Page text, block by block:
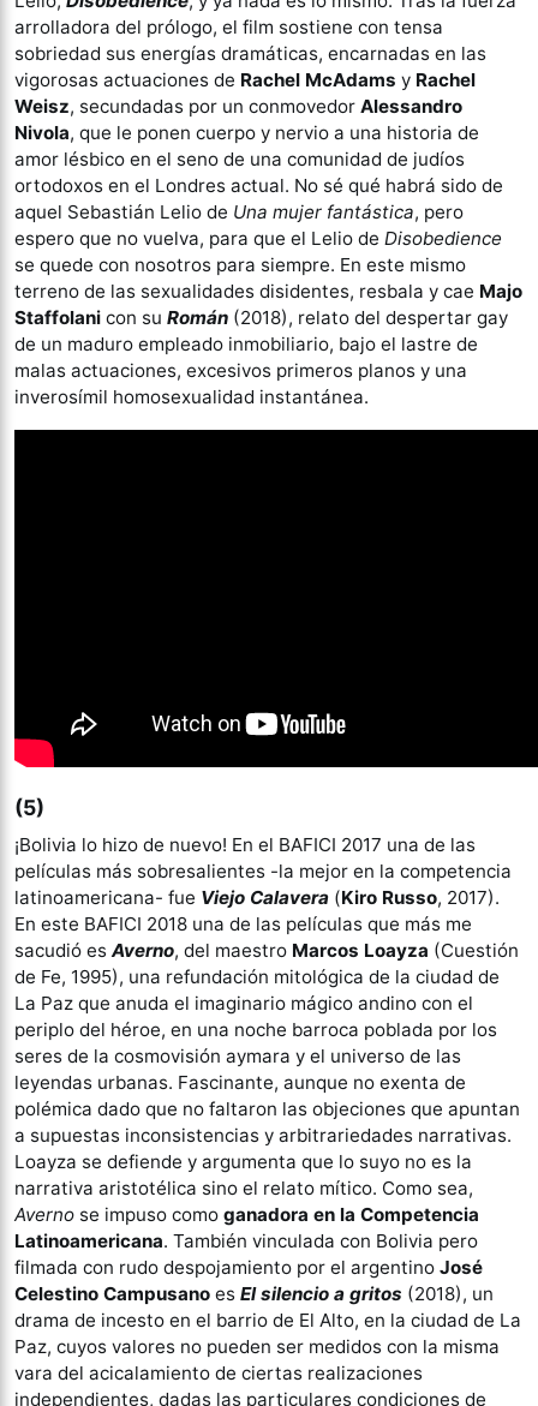
arrolladora del prólogo, el film sostiene con tensa
sobriedad sus energías dramáticas, encarnadas en las
vigorosas actuaciones de Rachel McAdams y Rachel
Weisz, secundadas por un conmovedor Alessandro
Nivola, que le ponen cuerpo y nervio a una historia de
amor lésbico en el seno de una comunidad de judíos
ortodoxos en el Londres actual. No sé qué habrá sido de
aquel Sebastián Lelio de Una mujer fantástica, pero
espero que no vuelva, para que el Lelio de Disobedience
se quede con nosotros para siempre. En este mismo
terreno de las sexualidades disidentes, resbala y cae Majo
Staffolani con su Román (2018), relato del despertar gay
de un maduro empleado inmobiliario, bajo el lastre de
malas actuaciones, excesivos primeros planos y una
inverosímil homosexualidad instantánea.
(5)
¡Bolivia lo hizo de nuevo! En el BAFICI 2017 una de las
películas más sobresalientes -la mejor en la competencia
latinoamericana- fue Viejo Calavera (Kiro Russo, 2017).
En este BAFICI 2018 una de las películas que más me
sacudió es Averno, del maestro Marcos Loayza (Cuestión
de Fe, 1995), una refundación mitológica de la ciudad de
La Paz que anuda el imaginario mágico andino con el
periplo del héroe, en una noche barroca poblada por los
seres de la cosmovisión aymara y el universo de las
leyendas urbanas. Fascinante, aunque no exenta de
polémica dado que no faltaron las objeciones que apuntan
a supuestas inconsistencias y arbitrariedades narrativas.
Loayza se defiende y argumenta que lo suyo no es la
narrativa aristotélica sino el relato mítico. Como sea,
Averno se impuso como ganadora en la Competencia
Latinoamericana. También vinculada con Bolivia pero
filmada con rudo despojamiento por el argentino José
Celestino Campusano es El silencio a gritos (2018), un
drama de incesto en el barrio de El Alto, en la ciudad de La
Paz, cuyos valores no pueden ser medidos con la misma
vara del acicalamiento de ciertas realizaciones
independientes, dadas las particulares condiciones de